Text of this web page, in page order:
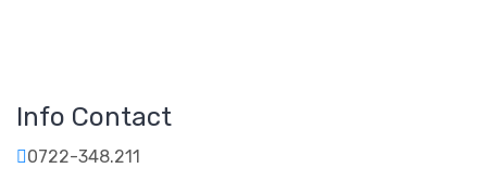
Info Contact
0722-348.211